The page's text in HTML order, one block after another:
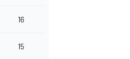
16
15